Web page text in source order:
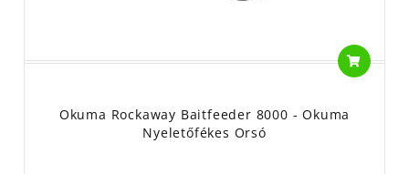
Okuma Rockaway Baitfeeder 8000 - Okuma
Nyeletőfékes Orsó